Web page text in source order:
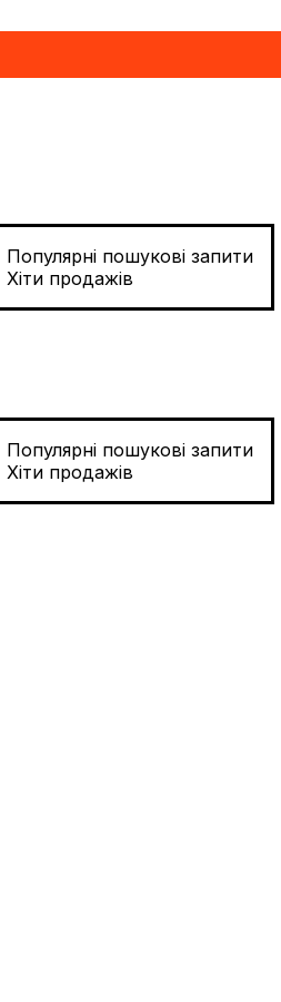
Популярні пошукові запити
Хіти продажів
Популярні пошукові запити
Хіти продажів